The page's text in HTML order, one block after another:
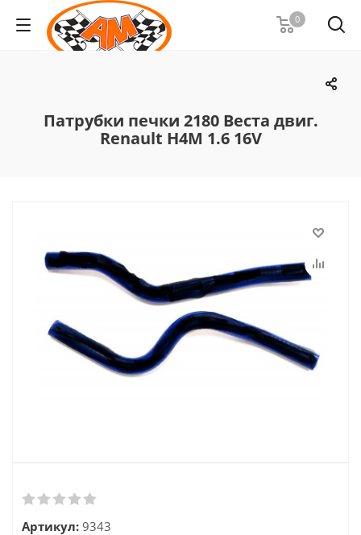
0
Патрубки печки 2180 Веста двиг.
Renault H4M 1.6 16V
Артикул: 9343